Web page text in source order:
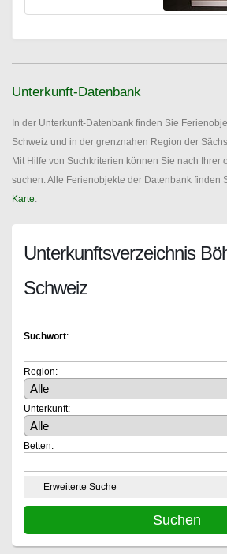
Unterkunft-Datenbank
In der Unterkunft-Datenbank finden Sie
Schweiz und in der grenznahen Region der
Mit Hilfe von Suchkriterien können Sie nach Ihrer
suchen. Alle Ferienobjekte der Datenbank finden
Karte.
Unterkunftsverzeichnis
Schweiz
Suchwort:
Region:
Unterkunft:
Betten:
Erweiterte Suche